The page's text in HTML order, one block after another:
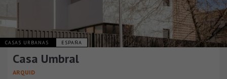
CASAS URBANAS ESPAÑA
Casa Umbral
ARQUID